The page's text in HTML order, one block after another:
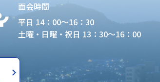
面会時間
平日 14：00〜16：30
土曜・日曜・祝日 13：30〜16：00